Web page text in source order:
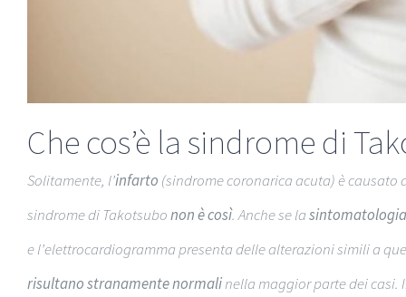
Che cos’è la sindrome di
Solitamente, l’infarto (sindrome coronarica acuta) è
sindrome di Takotsubonon è così. Anche se la
e l’elettrocardiogramma presenta delle alterazioni simili a
risultano stranamente normalinella maggior parte dei casi.